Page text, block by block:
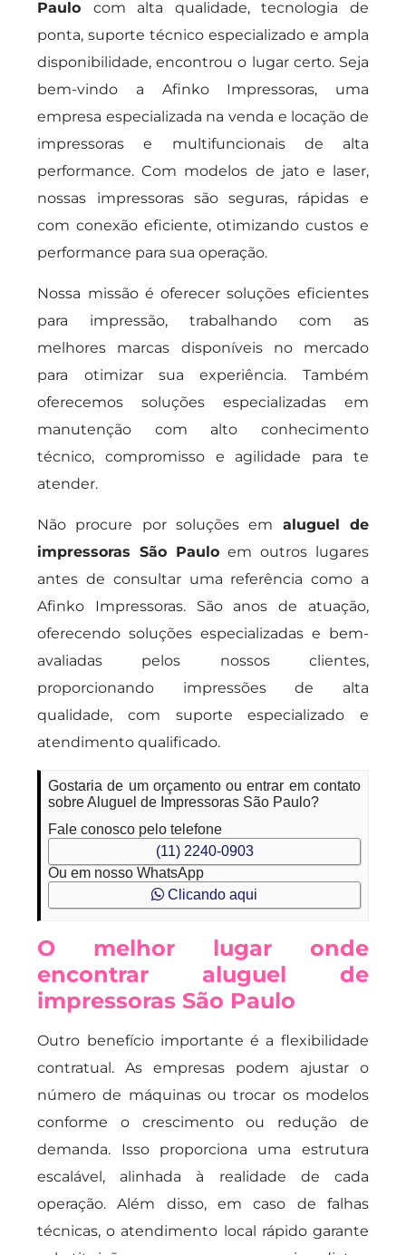
Paulo com alta qualidade, tecnologia de
ponta, suporte técnico especializado e ampla
disponibilidade, encontrou o lugar certo. Seja
bem-vindo a Afinko Impressoras, uma
empresa especializada na venda e locação de
impressoras e multifuncionais de alta
performance. Com modelos de jato e laser,
nossas impressoras são seguras, rápidas e
com conexão eficiente, otimizando custos e
performance para sua operação.
Nossa missão é oferecer soluções eficientes
para impressão, trabalhando com as
melhores marcas disponíveis no mercado
para otimizar sua experiência. Também
oferecemos soluções especializadas em
manutenção com alto conhecimento
técnico, compromisso e agilidade para te
atender.
Não procure por soluções em aluguel de
impressoras São Pauloem outros lugares
antes de consultar uma referência como a
Afinko Impressoras. São anos de atuação,
oferecendo soluções especializadas e bem-
avaliadas pelos nossos clientes,
proporcionando impressões de alta
qualidade, com suporte especializado e
atendimento qualificado.
Gostaria de um orçamento ou entrar em contato
sobre Aluguel de Impressoras São Paulo?
Fale conosco pelo telefone
(11) 2240-0903
Ou em nosso WhatsApp
Clicando aqui
O melhor lugar onde
encontrar aluguel de
impressoras São Paulo
Outro benefício importante é a flexibilidade
contratual. As empresas podem ajustar o
número de máquinas ou trocar os modelos
conforme o crescimento ou redução de
demanda. Isso proporciona uma estrutura
escalável, alinhada à realidade de cada
operação. Além disso, em caso de falhas
técnicas, o atendimento local rápido garante